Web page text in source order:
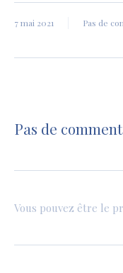
7 mai 2021 Pas de
Pas de
Vous pouvez être le